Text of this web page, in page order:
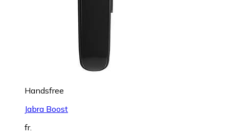
Handsfree
Jabra Boost
fr.